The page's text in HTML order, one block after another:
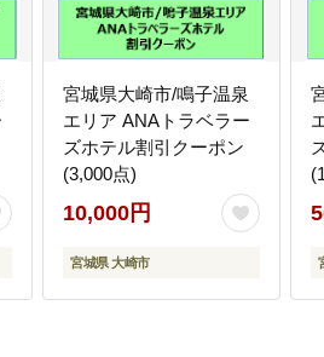
宮城県大崎市/鳴子温泉
エリア ANAトラベラー
ズホテル割引クーポン
(3,000点)
10,000円
宮城県 大崎市